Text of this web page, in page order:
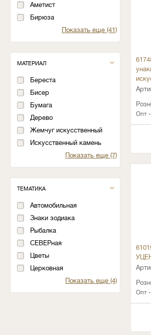
Аметист
Бирюза
Показать еще (41)
МАТЕРИАЛ
Береста
Бисер
Бумага
Дерево
Жемчуг искусственный
Искусственный камень
Показать еще (7)
ТЕМАТИКА
Автомобильная
Знаки зодиака
Рыбалка
СЕВЕРная
Цветы
Церковная
Показать еще (4)
Опт -
Опт -